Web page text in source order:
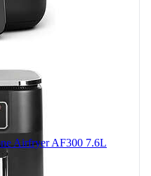
Airfryer AF300 7.6L